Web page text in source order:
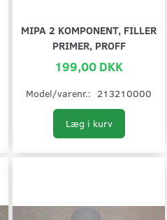
MIPA 2 KOMPONENT, FILLER
PRIMER, PROFF
199,00 DKK
Model/varenr.: 213210000
Læg i kurv